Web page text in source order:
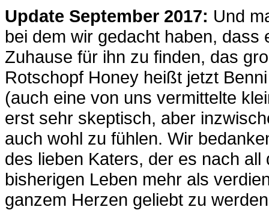
Update September 2017: Und
bei dem wir gedacht haben,
Zuhause für ihn zu finden, das
Rotschopf Honey heißt jetzt
(auch eine von uns vermittelte
erst sehr skeptisch, aber
auch wohl zu fühlen. Wir
des lieben Katers, der es nach
bisherigen Leben mehr als
ganzem Herzen geliebt zu